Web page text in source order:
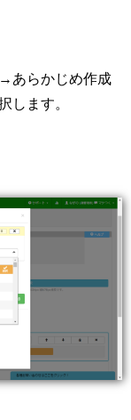
あらかじめ作成
します。